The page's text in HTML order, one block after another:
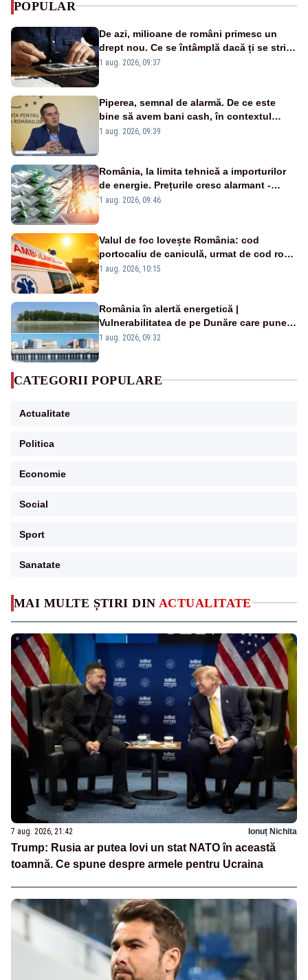
MAI MULTE ȘTIRI DIN ACTUALITATE
7 aug. 2026, 21:42 Ionuț Nichita
Trump: Rusia ar putea lovi un stat NATO în această
toamnă. Ce spune despre armele pentru Ucraina
POPULAR
De azi, milioane de români primesc un
drept nou. Ce se întâmplă dacă ți se strică
un produs
1 aug. 2026, 09:37
Piperea, semnal de alarmă. De ce este
bine să avem bani cash, în contextul
alertei energetice?
1 aug. 2026, 09:39
România, la limita tehnică a importurilor
de energie. Prețurile cresc alarmant -
Analiză Realitatea Plus
1 aug. 2026, 09:46
Valul de foc lovește România: cod
portocaliu de caniculă, urmat de cod roșu
duminică. Temperaturile urcă spre 40°C
1 aug. 2026, 10:15
România în alertă energetică |
Vulnerabilitatea de pe Dunăre care pune
în pericol Centrala Cernavodă era
1 aug. 2026, 09:32
CATEGORII POPULARE
Actualitate
Politica
Economie
Social
Sport
Sanatate